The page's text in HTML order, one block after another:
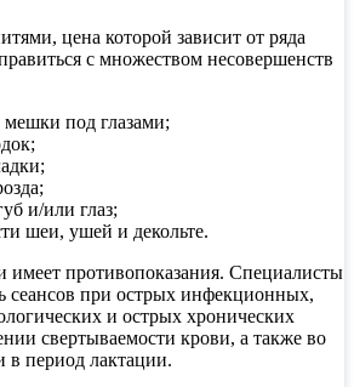
цена которой зависит от ряда
с множеством несовершенств
под глазами;
и/или глаз;
шеи, ушей и декольте.
имеет противопоказания. Специалисты
сеансов при острых инфекционных,
и острых хронических
свертываемости крови, а также во
в период лактации.